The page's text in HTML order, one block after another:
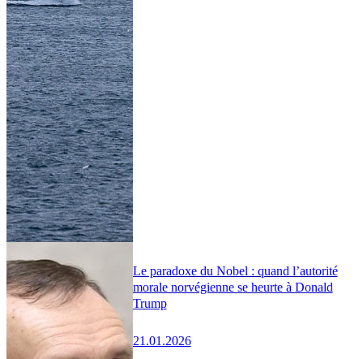
Le paradoxe du Nobel : quand l’autorité
morale norvégienne se heurte à Donald
Trump
21.01.2026